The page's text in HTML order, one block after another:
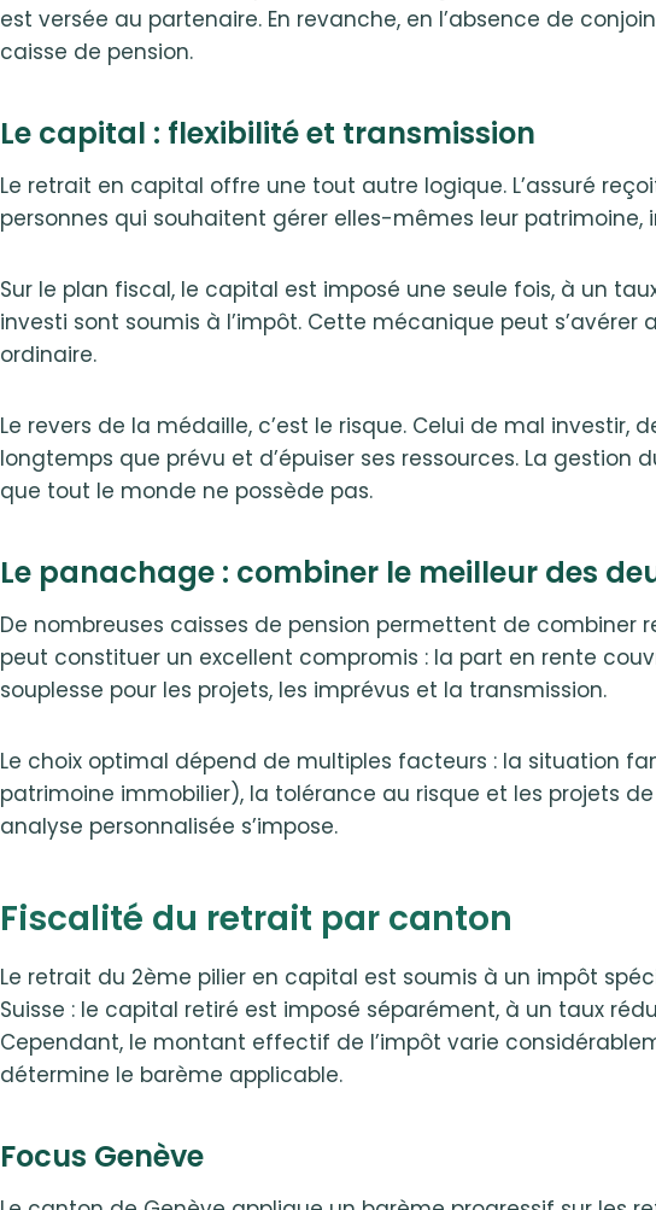
est versée au partenaire. En revanche, en l’absence de
caisse de pension.
Le capital : flexibilité et transmission
Le retrait en capital offre une tout autre logique. L’assuré
personnes qui souhaitent gérer elles-mêmes leur
Sur le plan fiscal, le capital est imposé une seule fois, à un
investi sont soumis à l’impôt. Cette mécanique peut
ordinaire.
Le revers de la médaille, c’est le risque. Celui de mal
longtemps que prévu et d’épuiser ses ressources. La
que tout le monde ne possède pas.
Le panachage : combiner le meilleur des
De nombreuses caisses de pension permettent de
peut constituer un excellent compromis : la part en rente
souplesse pour les projets, les imprévus et la transmission.
Le choix optimal dépend de multiples facteurs : la situation
patrimoine immobilier), la tolérance au risque et les projets
analyse personnalisée s’impose.
Fiscalité du retrait par canton
Le retrait du 2ème pilier en capital est soumis à un impôt
Suisse : le capital retiré est imposé séparément, à un taux
Cependant, le montant effectif de l’impôt varie
détermine le barème applicable.
Focus Genève